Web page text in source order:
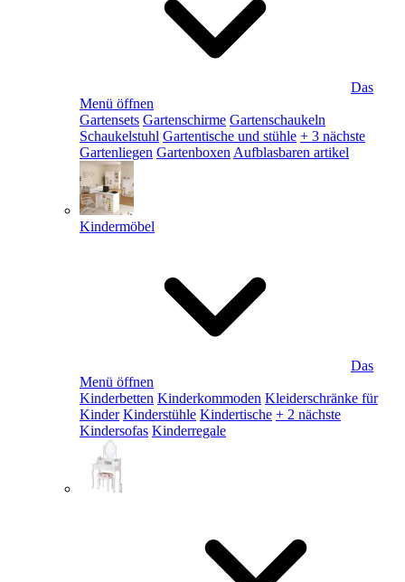
Das
Menü öffnen
Gartensets Gartenschirme Gartenschaukeln
Schaukelstuhl Gartentische und stühle + 3 nächste
Gartenliegen Gartenboxen Aufblasbaren artikel
Kindermöbel
Das
Menü öffnen
Kinderbetten Kinderkommoden Kleiderschränke für
Kinder Kinderstühle Kindertische + 2 nächste
Kindersofas Kinderregale